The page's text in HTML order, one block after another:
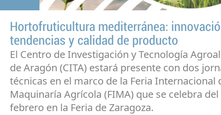
Hortofruticultura mediterránea:
tendencias y calidad de producto
El Centro de Investigación y Tecnología
de Aragón (CITA) estará presente con dos
técnicas en el marco de la Feria Internacional
Maquinaría Agrícola (FIMA) que se celebra del
febrero en la Feria de Zaragoza.